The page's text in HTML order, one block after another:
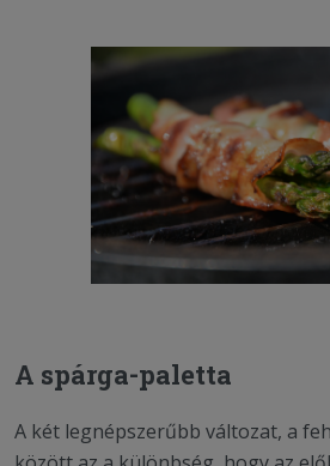
A spárga-paletta
A két legnépszerűbb változat, a